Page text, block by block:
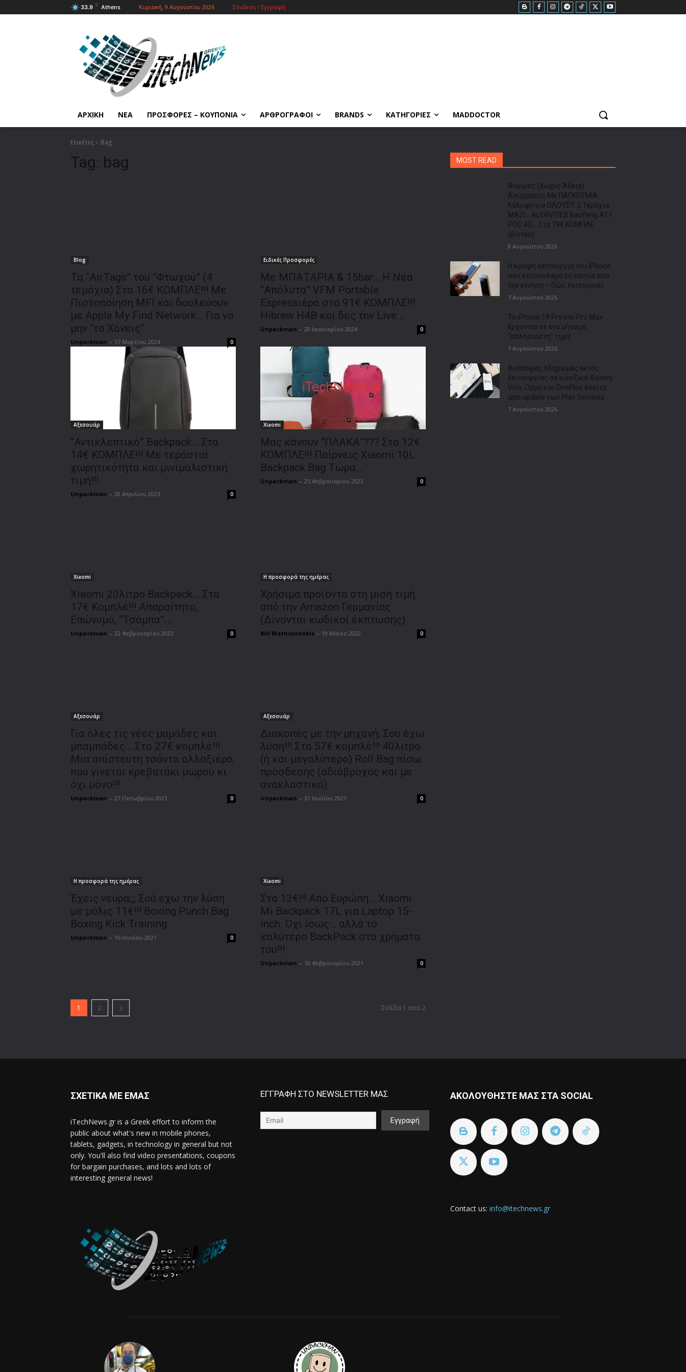
33.9 C Athens Κυριακή, 9 Αυγούστου 2026 Σύνδεση / Εγγραφή
ΑΡΧΙΚΗ ΝΕΑ ΠΡΟΣΦΟΡΕΣ – ΚΟΥΠΟΝΙΑ ΑΡΘΡΟΓΡΑΦΟΙ BRANDS ΚΑΤΗΓΟΡΙΕΣ MADDOCTOR
Ετικέτες Bag
Tag: bag
Blog
Τα “AirTags” του “Φτωχού” (4
τεμάχια) Στα 16€ ΚΟΜΠΛΕ!!! Με
Πιστοποίηση MFI και δουλεύουν
με Apple My Find Network… Για να
μην “τα Χάνεις”
Unpackman - 17 Μαρτίου 2024 0
Ειδικές Προσφορές
Με ΜΠΑΤΑΡΙΑ & 15bar… Η Νέα
“Απόλυτα” VFM Portable
Espressιέρα στα 91€ ΚΟΜΠΛΕ!!!
Hibrew H4B και δες την Live…
Unpackman - 20 Ιανουαρίου 2024 0
Αξεσουάρ
“Αντικλεπτικό” Backpack… Στα
14€ ΚΟΜΠΛΕ!!! Με τεράστια
χωρητικότητα και μινιμαλιστική
τιμή!!!
Unpackman - 20 Απριλίου 2023 0
Xiaomi
Μας κάνουν “ΠΛΑΚΑ”??? Στα 12€
ΚΟΜΠΛΕ!!! Παίρνεις Xiaomi 10L
Backpack Bag Τώρα…
Unpackman - 25 Φεβρουαρίου 2023 0
Xiaomi
Xiaomi 20λιτρο Backpack… Στα
17€ Κομπλέ!!! Απαραίτητο,
Επώνυμο, “Τσάμπα”…
Unpackman - 22 Φεβρουαρίου 2023 0
Η προσφορά της ημέρας
Χρήσιμα προϊόντα στη μισή τιμή
από την Amazon Γερμανίας
(Δίνονται κωδικοί έκπτωσης)
Bill Mathioudakis - 19 Μαΐου 2022 0
Αξεσουάρ
Για όλες τις νέες μαμάδες και
μπαμπάδες… Στα 27€ κομπλέ!!!
Μια απίστευτη τσάντα αλλαξιέρα
που γίνεται κρεβατάκι μωρού κι
όχι μόνο!!!
Unpackman - 27 Οκτωβρίου 2021 0
Αξεσουάρ
Διακοπές με την μηχανή; Σου έχω
λύση!!! Στα 57€ κομπλέ!!! 40λιτρο
(ή και μεγαλύτερο) Roll Bag πίσω
πρόσδεσης (αδιάβροχος και με
ανακλαστικά)
Unpackman - 31 Ιουλίου 2021 0
Η προσφορά της ημέρας
Έχεις νεύρα;;; Σού έχω την λύση
με μόλις 11€!!! Boxing Punch Bag
Boxing Kick Training
Unpackman - 16 Ιουνίου 2021 0
Xiaomi
Στα 13€!!! Από Ευρώπη… Xiaomi
Mi Backpack 17L για Laptop 15-
inch. Όχι ίσως… αλλά το
καλύτερο BackPack στα χρήματα
του!!!
Unpackman - 10 Φεβρουαρίου 2021 0
1 2 Σελίδα 1 από 2
MOST READ
Νόμιμος (Χωρίς Άδεια)
Ασύρματος Με ΠΑΓΚΟΣΜΙΑ
Κάλυψη για ΟΛΟΥΣ!? 2 Τεμάχια
ΜΑΖΙ… ALERVITES Baofeng AT1
POC 4G… Στα 79€ ΚΟΜΠΛΕ
(βίντεο)
8 Αυγούστου 2026
Η κρυφή λειτουργία του iPhone
που καταπολεμά τη ναυτία από
την κίνηση – Πώς λειτουργεί
7 Αυγούστου 2026
Τα iPhone 18 Pro και Pro Max
έρχονται σε ένα μήνα με
“απλησίαστη” τιμή!
7 Αυγούστου 2026
Ανέπαφες πληρωμές εκτός
λειτουργίας σε κινεζικά Xiaomi,
Vivo, Oppo και OnePlus έπειτα
από update των Play Services
7 Αυγούστου 2026
ΣΧΕΤΙΚΑ ΜΕ ΕΜΑΣ
iTechNews.gr is a Greek effort to inform the
public about what's new in mobile phones,
tablets, gadgets, in technology in general but not
only. You'll also find video presentations, coupons
for bargain purchases, and lots and lots of
interesting general news!
ΕΓΓΡΑΦΗ ΣΤΟ NEWSLETTER ΜΑΣ ΑΚΟΛΟΥΘΗΣΤΕ ΜΑΣ ΣΤΑ SOCIAL
Contact us: info@itechnews.gr